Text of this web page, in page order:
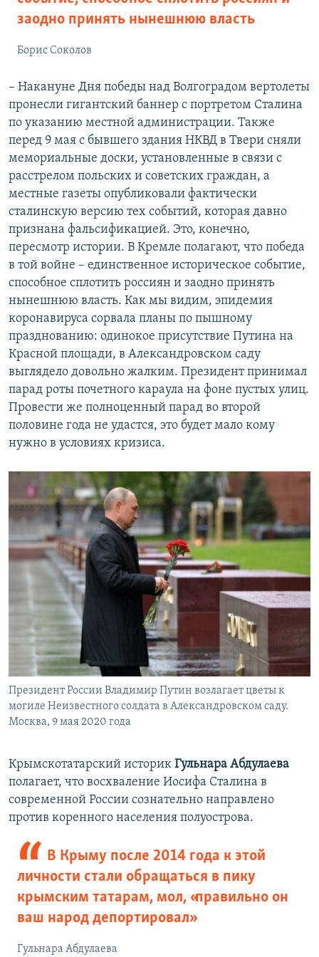
заодно принять нынешнюю власть
Борис Соколов
– Накануне Дня победы над Волгоградом вертолеты
пронесли гигантский баннер с портретом Сталина
по указанию местной администрации. Также
перед 9 мая с бывшего здания НКВД в Твери сняли
мемориальные доски, установленные в связи с
расстрелом польских и советских граждан, а
местные газеты опубликовали фактически
сталинскую версию тех событий, которая давно
признана фальсификацией. Это, конечно,
пересмотр истории. В Кремле полагают, что победа
в той войне – единственное историческое событие,
способное сплотить россиян и заодно принять
нынешнюю власть. Как мы видим, эпидемия
коронавируса сорвала планы по пышному
празднованию: одинокое присутствие Путина на
Красной площади, в Александровском саду
выглядело довольно жалким. Президент принимал
парад роты почетного караула на фоне пустых улиц.
Провести же полноценный парад во второй
половине года не удастся, это будет мало кому
нужно в условиях кризиса.
Президент России Владимир Путин возлагает цветы к
могиле Неизвестного солдата в Александровском саду.
Москва, 9 мая 2020 года
Крымскотатарский историк Гульнара Абдулаева
полагает, что восхваление Иосифа Сталина в
современной России сознательно направлено
против коренного населения полуострова.
В Крыму после 2014 года к этой
личности стали обращаться в пику
крымским татарам, мол, «правильно он
ваш народ депортировал»
Гульнара Абдулаева